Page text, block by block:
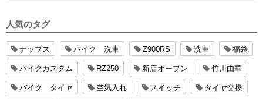
人気のタグ
ナップス バイク 洗車 Z900RS 洗車 福袋
バイクカスタム RZ250 新店オープン 竹川由華
バイク タイヤ 空気入れ スイッチ タイヤ交換